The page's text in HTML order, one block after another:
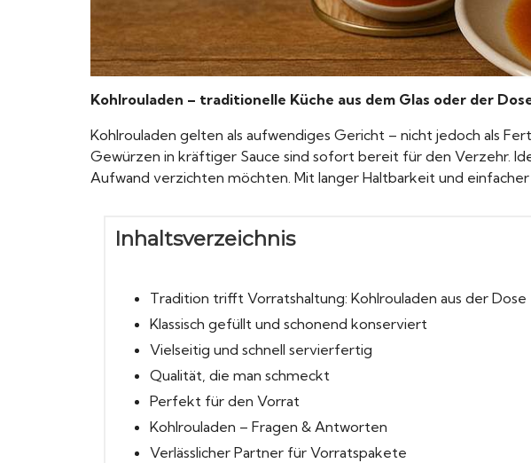
Kohlrouladen – traditionelle Küche aus dem Glas oder der
Kohlrouladen gelten als aufwendiges Gericht – nicht jedoch als
Gewürzen in kräftiger Sauce sind sofort bereit für den Verzehr.
Aufwand verzichten möchten. Mit langer Haltbarkeit und
Inhaltsverzeichnis
Tradition trifft Vorratshaltung: Kohlrouladen aus der Dose
Klassisch gefüllt und schonend konserviert
Vielseitig und schnell servierfertig
Qualität, die man schmeckt
Perfekt für den Vorrat
Kohlrouladen – Fragen & Antworten
Verlässlicher Partner für Vorratspakete